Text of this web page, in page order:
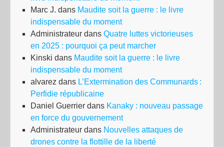
Marc J. dans Maudite soit la guerre : le livre
indispensable du moment
Administrateur dans Quatre luttes victorieuses
en 2025 : pourquoi ça peut marcher
Kinski dans Maudite soit la guerre : le livre
indispensable du moment
alvarez dans L’Extermination des Communards :
Perfidie républicaine
Daniel Guerrier dans Kanaky : nouveau passage
en force du gouvernement
Administrateur dans Nouvelles attaques de
drones contre la flottille de la liberté